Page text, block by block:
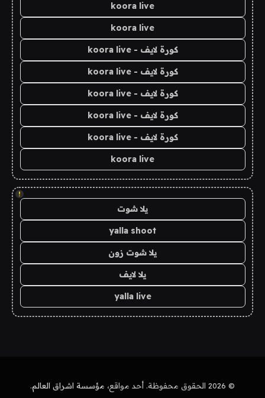
koora live
koora live
كورة لايف - koora live
كورة لايف - koora live
كورة لايف - koora live
كورة لايف - koora live
كورة لايف - koora live
koora live
!
يلا شوت
yalla shoot
يلا شوت زون
يلا لايف
yalla live
© 2026 الحقوق محفوظة. أحد مواقع، مؤسسة اشراق العالم.